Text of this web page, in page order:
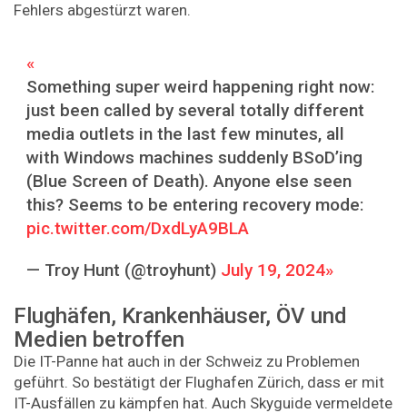
Fehlers abgestürzt waren.
Something super weird happening right now:
just been called by several totally different
media outlets in the last few minutes, all
with Windows machines suddenly BSoD’ing
(Blue Screen of Death). Anyone else seen
this? Seems to be entering recovery mode:
pic.twitter.com/DxdLyA9BLA
— Troy Hunt (@troyhunt) July 19, 2024
Flughäfen, Krankenhäuser, ÖV und
Medien betroffen
Die IT-Panne hat auch in der Schweiz zu Problemen
geführt. So bestätigt der Flughafen Zürich, dass er mit
IT-Ausfällen zu kämpfen hat. Auch Skyguide vermeldete